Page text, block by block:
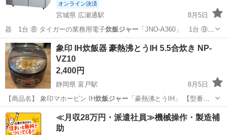
オンライン決済
宮城県 広瀬通駅
8月5日
器 1台 ⑧ タイガーの業務用電子炊飯ジャー「JNO-A360」 1台 ⑨
T…宮城 仙台市 広瀬通駅 その他 マルゼン
象印 IH炊飯器 豪熱沸とうIH 5.5合炊き NP-
VZ10
2,400円
静岡県 富戸駅
8月5日
【商品名】 象印マホービン IH炊飯ジャー「豪熱沸とうIH」 【型番】
NP…
静岡 伊東市 富戸駅 キッチン家電
≪月収28万円・派遣社員≫機械操作・製造補
助